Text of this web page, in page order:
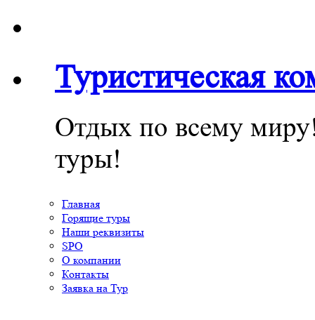
Туристическая
Отдых по всему
туры!
Главная
Горящие туры
Наши реквизиты
SPO
О компании
Контакты
Заявка на Тур